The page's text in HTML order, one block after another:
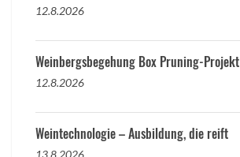
12.8.2026
Weinbergsbegehung Box Pruning-Projekt
12.8.2026
Weintechnologie – Ausbildung, die reift
13.8.2026